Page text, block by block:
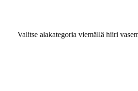
Valitse alakategoria viemällä hiiri